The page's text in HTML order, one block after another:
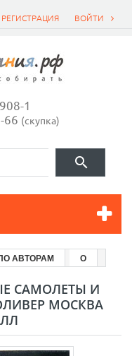
ВОЙТИ
РЕГИСТРАЦИЯ
1
66 (скупка)
АВТОРАМ О
САМОЛЕТЫ И
МОСКВА